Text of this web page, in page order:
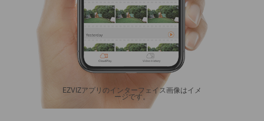
EZVIZアプリのインターフェイス画像はイメ
ージです。